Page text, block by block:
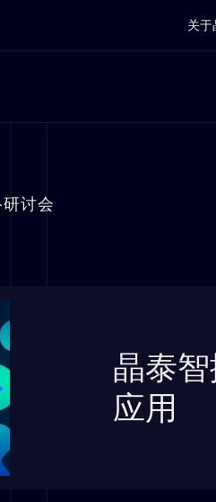
关于
研讨会
晶泰
应用